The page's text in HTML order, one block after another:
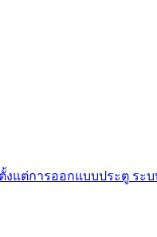
งแต่การออกแบบประตู